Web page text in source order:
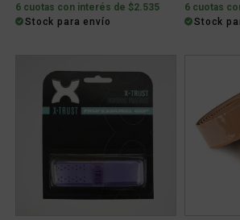
6 cuotas con interés de $2.535
Stock para envío
6 cuotas
Stock